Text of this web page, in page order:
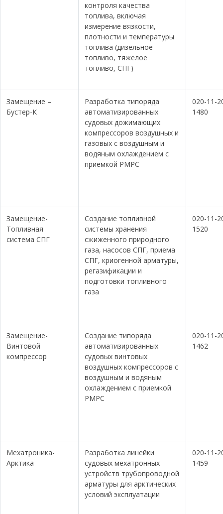
контроля качества
топлива, включая
измерение вязкости,
плотности и температуры
топлива (дизельное
топливо, тяжелое
топливо, СПГ)
Замещение –
Бустер-К
Разработка типоряда
автоматизированных
судовых дожимающих
компрессоров воздушных и
газовых с воздушным и
водяным охлаждением с
приемкой РМРС
020-11-
1480
Замещение-
Топливная
система СПГ
Создание топливной
системы хранения
сжиженного природного
газа, насосов СПГ, приема
СПГ, криогенной арматуры,
регазификации и
подготовки топливного
газа
020-11-
1520
Замещение-
Винтовой
компрессор
Создание типоряда
автоматизированных
судовых винтовых
воздушных компрессоров с
воздушным и водяным
охлаждением с приемкой
РМРС
020-11-
1462
Мехатроника-
Арктика
Разработка линейки
судовых мехатронных
устройств трубопроводной
арматуры для арктических
условий эксплуатации
020-11-
1459